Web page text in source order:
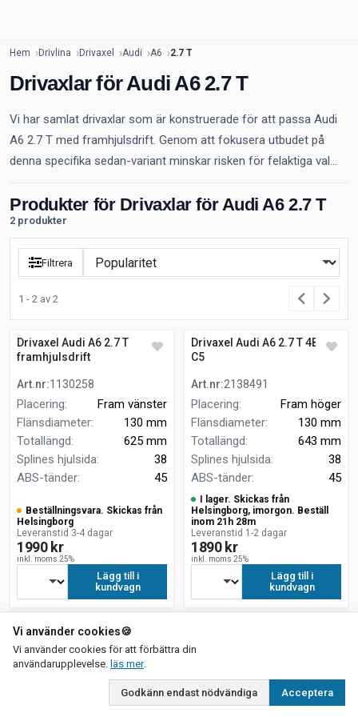
Hem Drivlina Drivaxel Audi A6 2.7 T
Drivaxlar för Audi A6 2.7 T
Vi har samlat drivaxlar som är konstruerade för att passa Audi
A6 2.7 T med framhjulsdrift. Genom att fokusera utbudet på
denna specifika sedan-variant minskar risken för felaktiga val...
Produkter för Drivaxlar för Audi A6 2.7 T
2 produkter
Filtrera
1 - 2 av 2
Drivaxel Audi A6 2.7 T
framhjulsdrift
Art.nr:1130258
Placering:
Fram vänster
Flänsdiameter:
130 mm
Totallängd:
625 mm
Splines hjulsida:
38
ABS-tänder: 45
Beställningsvara. Skickas från
Helsingborg
Leveranstid 3-4 dagar
1990 kr
inkl. moms 25%
Lägg till i
kundvagn
Drivaxel Audi A6 2.7 T 4B2,
C5
Art.nr:2138491
Placering:
Fram höger
Flänsdiameter:
130 mm
Totallängd:
643 mm
Splines hjulsida:
38
ABS-tänder: 45
I lager. Skickas från
Helsingborg, imorgon. Beställ
inom 21h 28m
Leveranstid 1-2 dagar
1890 kr
inkl. moms 25%
Lägg till i
kundvagn
Vi använder cookies🍪
Vi använder cookies för att förbättra din
användarupplevelse. läs merom vår integritetspolicy
.
Godkänn endast nödvändiga Acceptera